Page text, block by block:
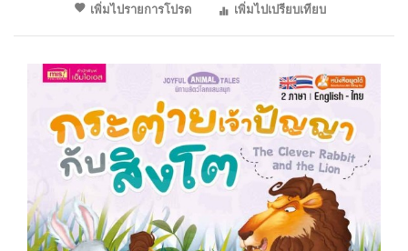
เพิ่มไปรายการโปรด
เพิ่มไปเปรียบเทียบ